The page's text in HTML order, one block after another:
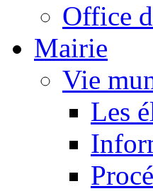
Office
Mairie
Vie
Les